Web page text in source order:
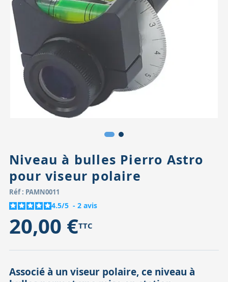
Accessoires pour montures
Pièces détachées
Niveau à bulles Pierro Astro
pour viseur polaire
Réf : PAMN0011
4.5/5 - 2 avis
20,00 €TTC
Associé à un viseur polaire, ce niveau à